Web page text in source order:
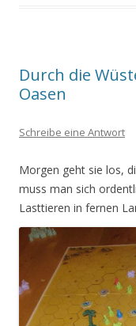
Durch die
Oasen
Schreibe eine Antwort
Morgen geht sie los,
muss man sich
Lasttieren in fernen